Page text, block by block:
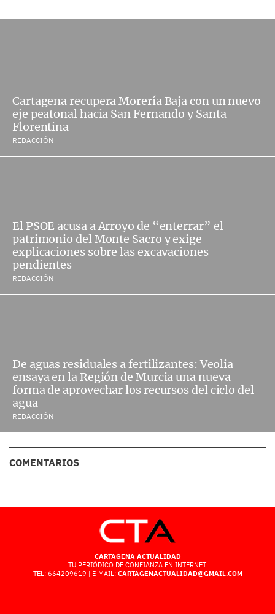
Cartagena recupera Morería Baja con un nuevo
eje peatonal hacia San Fernando y Santa
Florentina
REDACCIÓN
El PSOE acusa a Arroyo de “enterrar” el
patrimonio del Monte Sacro y exige
explicaciones sobre las excavaciones
pendientes
REDACCIÓN
De aguas residuales a fertilizantes: Veolia
ensaya en la Región de Murcia una nueva
forma de aprovechar los recursos del ciclo del
agua
REDACCIÓN
COMENTARIOS
CARTAGENA ACTUALIDAD
TU PERIÓDICO DE CONFIANZA EN INTERNET.
TEL: 664209619 | E-MAIL: CARTAGENACTUALIDAD@GMAIL.COM